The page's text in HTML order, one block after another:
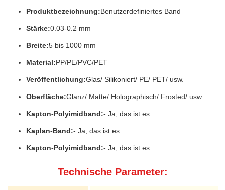
Produktbezeichnung:Benutzerdefiniertes Band
Stärke:0.03-0.2 mm
Breite:5 bis 1000 mm
Material:PP/PE/PVC/PET
Veröffentlichung:Glas/ Silikoniert/ PE/ PET/ usw.
Oberfläche:Glanz/ Matte/ Holographisch/ Frosted/ usw.
Kapton-Polyimidband:- Ja, das ist es.
Kaplan-Band:- Ja, das ist es.
Kapton-Polyimidband:- Ja, das ist es.
Technische Parameter: